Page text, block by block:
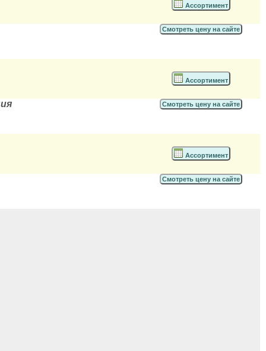
Ассортимент
Смотреть цену на сайте
Ассортимент
Смотреть цену на сайте
Ассортимент
Смотреть цену на сайте